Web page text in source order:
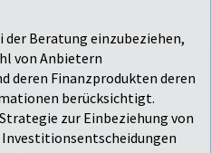
Beratung einzubeziehen,
von Anbietern
deren Finanzprodukten deren
berücksichtigt.
zur Einbeziehung von